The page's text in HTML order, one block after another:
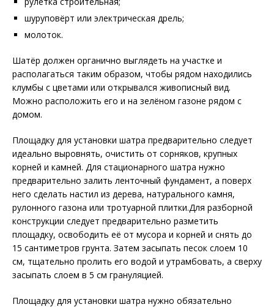
шуруповёрт или электрическая дрель;
молоток.
Шатёр должен органично выглядеть на участке и
располагаться таким образом, чтобы рядом находились
клумбы с цветами или открывался живописный вид.
Можно расположить его и на зелёном газоне рядом с
домом.
Площадку для установки шатра предварительно следует
идеально выровнять, очистить от сорняков, крупных
корней и камней. Для стационарного шатра нужно
предварительно залить ленточный фундамент, а поверх
него сделать настил из дерева, натурального камня,
рулонного газона или тротуарной плитки.Для разборной
конструкции следует предварительно разметить
площадку, освободить её от мусора и корней и снять до
15 сантиметров грунта. Затем засыпать песок слоем 10
см, тщательно пролить его водой и утрамбовать, а сверху
засыпать слоем в 5 см грануляцией.
Площадку для установки шатра нужно обязательно